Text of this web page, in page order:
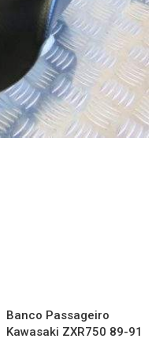
Banco Passageiro
Kawasaki ZXR750 89-91